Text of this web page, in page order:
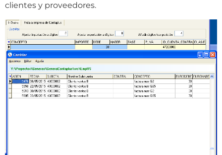
clientes y proveedores.